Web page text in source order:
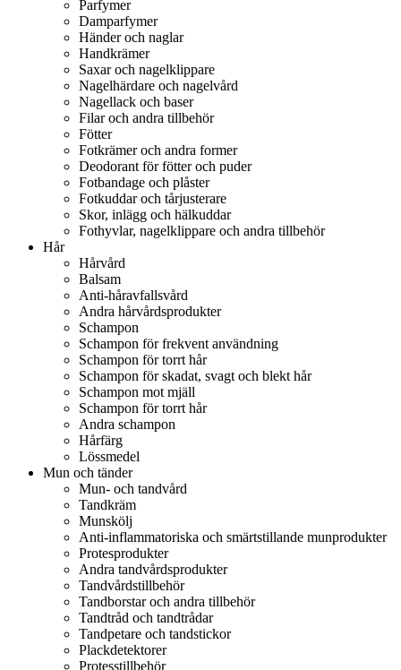
Parfymer
Damparfymer
Händer och naglar
Handkrämer
Saxar och nagelklippare
Nagelhärdare och nagelvård
Nagellack och baser
Filar och andra tillbehör
Fötter
Fotkrämer och andra former
Deodorant för fötter och puder
Fotbandage och plåster
Fotkuddar och tårjusterare
Skor, inlägg och hälkuddar
Fothyvlar, nagelklippare och andra tillbehör
Hår
Hårvård
Balsam
Anti-håravfallsvård
Andra hårvårdsprodukter
Schampon
Schampon för frekvent användning
Schampon för torrt hår
Schampon för skadat, svagt och blekt hår
Schampon mot mjäll
Schampon för torrt hår
Andra schampon
Hårfärg
Lössmedel
Mun och tänder
Mun- och tandvård
Tandkräm
Munskölj
Anti-inflammatoriska och smärtstillande munprodukter
Protesprodukter
Andra tandvårdsprodukter
Tandvårdstillbehör
Tandborstar och andra tillbehör
Tandtråd och tandtrådar
Tandpetare och tandstickor
Plackdetektorer
Protesstillbehör